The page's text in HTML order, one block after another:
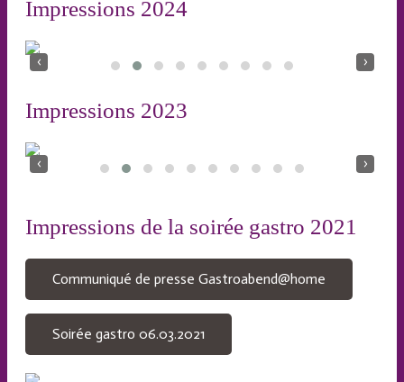
Impressions 2024
‹ ›
Impressions 2023
‹ ›
Impressions de la soirée gastro 2021
Communiqué de presse Gastroabend@home
Soirée gastro 06.03.2021